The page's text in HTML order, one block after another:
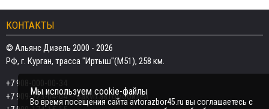
КОНТАКТЫ
© Альянс Дизель 2000 - 2026
РФ, г. Курган, трасса "Иртыш"(М51), 258 км.
+7 908-000-00-34
+7 909-723-04-04— закуп автомобилей
Мы используем cookie-файлы
Во время посещения сайта avtorazbor45.ru вы соглашаетесь с